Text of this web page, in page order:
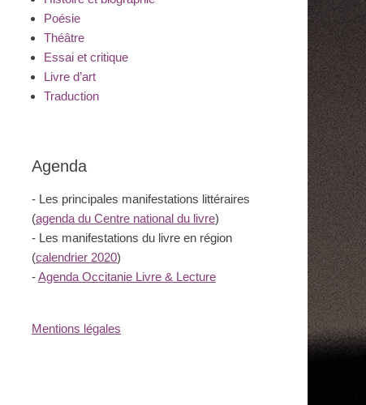
Poésie
Théâtre
Essai et critique
Livre d’art
Traduction
Agenda
- Les principales manifestations littéraires
(agenda du Centre national du livre)
- Les manifestations du livre en région
(calendrier 2020)
-Agenda Occitanie Livre & Lecture
Mentions légales